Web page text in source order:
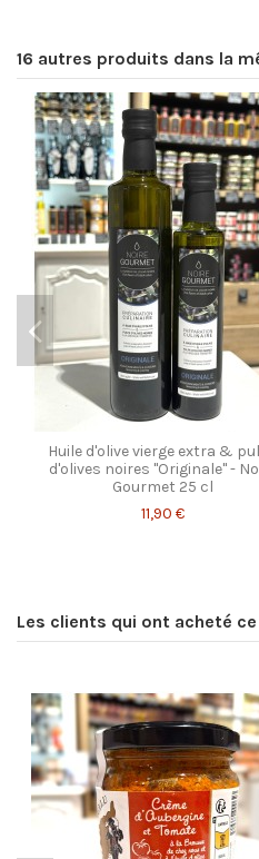
16 autres produits dans la
Huile d'olive vierge extra &
d'olives noires "Originale" -
Gourmet 25 cl
11,90 €
Les clients qui ont acheté